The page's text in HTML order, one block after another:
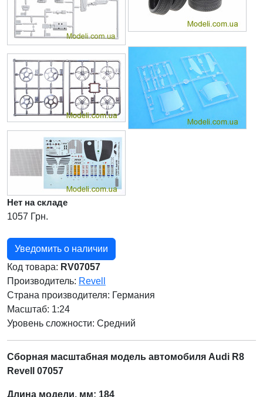
Нет на складе
1057 Грн.
Уведомить о наличии
Код товара: RV07057
Производитель: Revell
Страна производителя: Германия
Масштаб: 1:24
Уровень сложности: Cредний
Сборная масштабная модель автомобиля Audi R8
Revell 07057
Длина модели, мм: 184